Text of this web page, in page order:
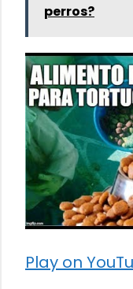
perros?
Play on